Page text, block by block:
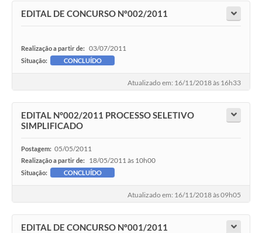
EDITAL DE CONCURSO Nº002/2011
Realização a partir de: 03/07/2011
Situação: CONCLUÍDO
Atualizado em: 16/11/2018 às 16h33
EDITAL N°002/2011 PROCESSO SELETIVO
SIMPLIFICADO
Postagem: 05/05/2011
Realização a partir de: 18/05/2011 às 10h00
Situação: CONCLUÍDO
Atualizado em: 16/11/2018 às 09h05
EDITAL DE CONCURSO Nº001/2011